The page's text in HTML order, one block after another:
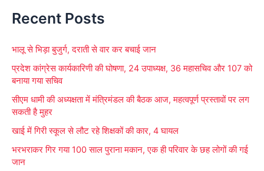
a
c
h
f
o
Recent Posts
भालू से भिड़ा बुजुर्ग, दराती से वार कर बचाई जान
प्रदेश कांग्रेस कार्यकारिणी की घोषणा, 24 उपाध्यक्ष, 36 महासचिव और 107 को
बनाया गया सचिव
सीएम धामी की अध्यक्षता में मंत्रिमंडल की बैठक आज, महत्वपूर्ण प्रस्तावों पर लग
सकती है मुहर
खाई में गिरी स्कूल से लौट रहे शिक्षकों की कार, 4 घायल
भरभराकर गिर गया 100 साल पुराना मकान, एक ही परिवार के छह लोगों की गई
जान